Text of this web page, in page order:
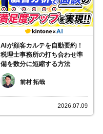
AIが顧客カルテを自動要約！
税理士事務所の打ち合わせ準
備を数分に短縮する方法
前村 拓哉
2026.07.09